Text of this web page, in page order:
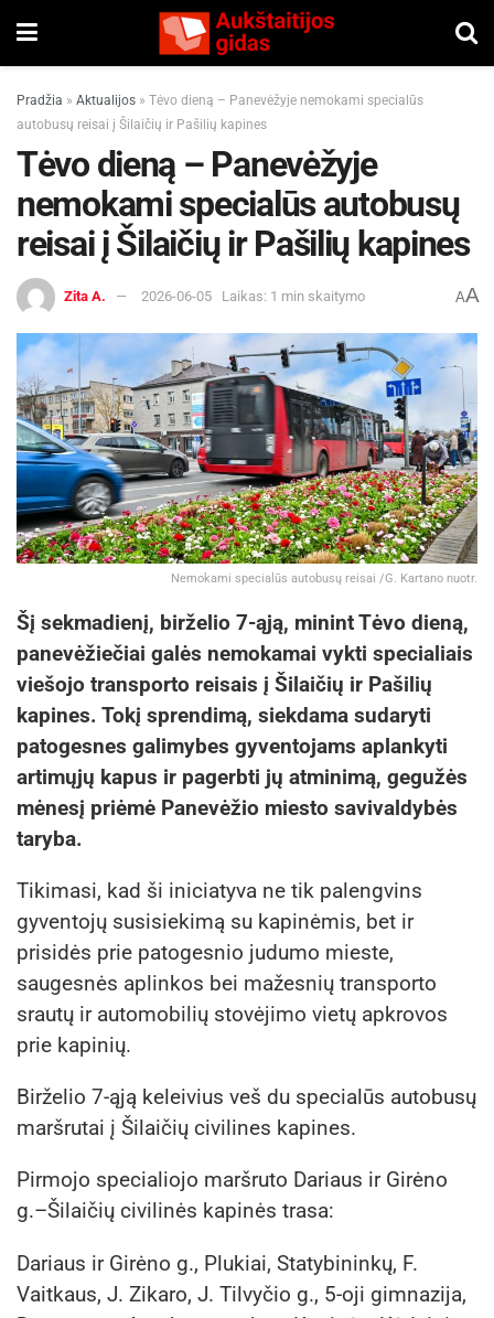
Pradžia » Aktualijos » Tėvo dieną – Panevėžyje nemokami specialūs
autobusų reisai į Šilaičių ir Pašilių kapines
Tėvo dieną – Panevėžyje
nemokami specialūs autobusų
reisai į Šilaičių ir Pašilių kapines
Zita A. 2026-06-05 Laikas: 1 min skaitymo AA
Nemokami specialūs autobusų reisai /G. Kartano nuotr.
Šį sekmadienį, birželio 7-ąją, minint Tėvo dieną,
panevėžiečiai galės nemokamai vykti specialiais
viešojo transporto reisais į Šilaičių ir Pašilių
kapines. Tokį sprendimą, siekdama sudaryti
patogesnes galimybes gyventojams aplankyti
artimųjų kapus ir pagerbti jų atminimą, gegužės
mėnesį priėmė Panevėžio miesto savivaldybės
taryba.
Tikimasi, kad ši iniciatyva ne tik palengvins
gyventojų susisiekimą su kapinėmis, bet ir
prisidės prie patogesnio judumo mieste,
saugesnės aplinkos bei mažesnių transporto
srautų ir automobilių stovėjimo vietų apkrovos
prie kapinių.
Birželio 7-ąją keleivius veš du specialūs autobusų
maršrutai į Šilaičių civilines kapines.
Pirmojo specialiojo maršruto Dariaus ir Girėno
g.–Šilaičių civilinės kapinės trasa:
Dariaus ir Girėno g., Plukiai, Statybininkų, F.
Vaitkaus, J. Zikaro, J. Tilvyčio g., 5-oji gimnazija,